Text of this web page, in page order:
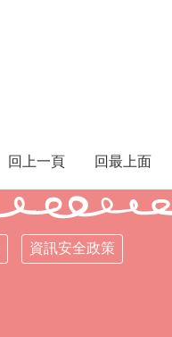
回上一頁 回最上面
資訊安全政策